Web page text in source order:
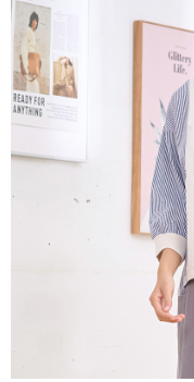
【「AFTEE先享後付」結帳
１．於結帳方式選擇「
結帳頁面，進行簡訊認證並
２．訂單成立數日內，您將
３．收到繳費通知簡訊後14
ATM／網路銀行／等多元方
※ 請注意：結帳手續完成當
購買商品的店家。未經商家
後付繳納相關費用。
※ 交易是否成功請以「
是否繳費成功／繳費後需取
https://
１．透過由恩沛科技股份有
易，需依本服務之必要範圍
權轉讓予恩沛科技股份有限公
２．關於個人資料處理事宜
https://aftee.tw/terms/#terms3
每筆NT$60，滿
付款後全家取貨
每筆NT$60，滿
7-11取貨付款
每筆NT$60，滿
付款後7-11取貨
每筆NT$60，滿
黑貓宅急便(包裹尺寸
每筆NT$100，滿
黑貓宅急便(包裹尺寸
每筆NT$140，滿